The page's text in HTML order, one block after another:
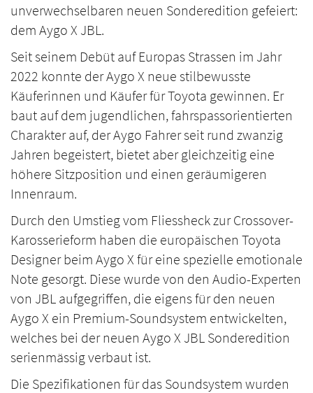
unverwechselbaren neuen Sonderedition gefeiert:
dem Aygo X JBL.
Seit seinem Debüt auf Europas Strassen im Jahr
2022 konnte der Aygo X neue stilbewusste
Käuferinnen und Käufer für Toyota gewinnen. Er
baut auf dem jugendlichen, fahrspassorientierten
Charakter auf, der Aygo Fahrer seit rund zwanzig
Jahren begeistert, bietet aber gleichzeitig eine
höhere Sitzposition und einen geräumigeren
Innenraum.
Durch den Umstieg vom Fliessheck zur Crossover-
Karosserieform haben die europäischen Toyota
Designer beim Aygo X für eine spezielle emotionale
Note gesorgt. Diese wurde von den Audio-Experten
von JBL aufgegriffen, die eigens für den neuen
Aygo X ein Premium-Soundsystem entwickelten,
welches bei der neuen Aygo X JBL Sonderedition
serienmässig verbaut ist.
Die Spezifikationen für das Soundsystem wurden